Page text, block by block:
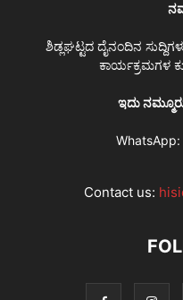
ಶಿಡ್ಲಘಟ್ಟದ ದೈನಂದಿನ
ಕಾರ್ಯಕ್ರಮಗಳ
ಇದು
WhatsApp:
Contact us: